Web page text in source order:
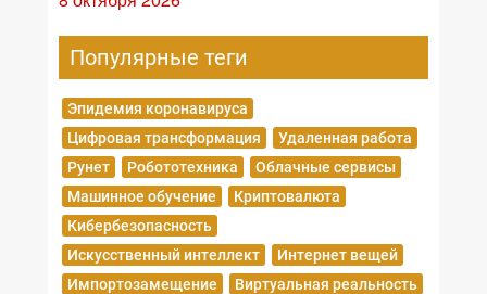
Популярные теги
Эпидемия коронавируса
Цифровая трансформация
Удаленная работа
Рунет
Робототехника
Облачные сервисы
Машинное обучение
Криптовалюта
Кибербезопасность
Искусственный интеллект
Интернет вещей
Импортозамещение
Виртуальная реальность